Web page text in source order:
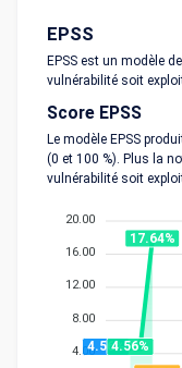
EPSS
EPSS est un modèle
vulnérabilité soit
Score EPSS
Le modèle EPSS
(0 et 100 %). Plus la
vulnérabilité soit
20.00
16.00
12.00
8.00
4.004.56%4.56%
17.64%